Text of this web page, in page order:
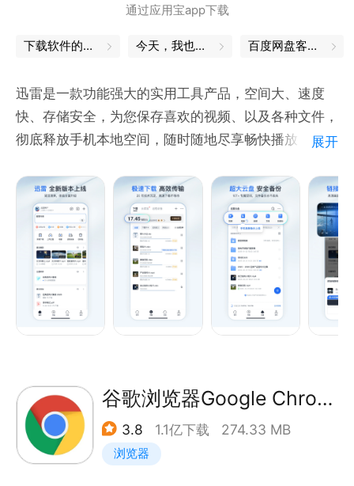
全场景观看：支持窗口悬浮播放与投屏。无论是边看视
频边聊天，还是小屏投大屏，都不妨碍丝滑观影。
大屏原生适配：完美适配横竖屏，自动呈现更适合大屏
的PC级排版，告别粗暴的移动端页面拉伸！
沉浸级大视野：全新大屏播放器，强大AI能力与大屏手
势加持。
通过应用宝app下载
下载软件的软件 今天，我也是勇敢的打工人 百度网盘客户端
迅雷是一款功能强大的实用工具产品，空间大、速度
快、存储安全，为您保存喜欢的视频、以及各种文件，
彻底释放手机本地空间，随时随地尽享畅快播放，同时
【高速下载】20年专业技术沉淀，用户信赖的下载必
备工具。
【超大云盘】会员畅享10T-30T超大云盘空间，存储
私密安全，云播无需等待，手机电脑随时浏览云端文件
列表。
【高清播放】云盘视频内容直接播放，畅享倍速播放、
欢迎关注我们的微信公众号：shoujixunlei
如果您在使用中遇到任何问题，或者有任何意见，请邮
箱联系xlkefu@xunlei.com 或访问客服中心
展开
谷歌浏览器Google Chrome
3.8 1.1亿下载 274.33 MB
浏览器